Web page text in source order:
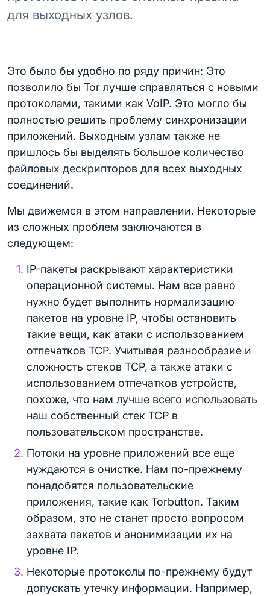
для выходных узлов.
Это было бы удобно по ряду причин: Это
позволило бы Tor лучше справляться с новыми
протоколами, такими как VoIP. Это могло бы
полностью решить проблему синхронизации
приложений. Выходным узлам также не
пришлось бы выделять большое количество
файловых дескрипторов для всех выходных
соединений.
Мы движемся в этом направлении. Некоторые
из сложных проблем заключаются в
следующем:
IP-пакеты раскрывают характеристики
операционной системы. Нам все равно
нужно будет выполнить нормализацию
пакетов на уровне IP, чтобы остановить
такие вещи, как атаки с использованием
отпечатков TCP. Учитывая разнообразие и
сложность стеков TCP, а также атаки с
использованием отпечатков устройств,
похоже, что нам лучше всего использовать
наш собственный стек TCP в
пользовательском пространстве.
Потоки на уровне приложений все еще
нуждаются в очистке. Нам по-прежнему
понадобятся пользовательские
приложения, такие как Torbutton. Таким
образом, это не станет просто вопросом
захвата пакетов и анонимизации их на
уровне IP.
Некоторые протоколы по-прежнему будут
допускать утечку информации. Например,